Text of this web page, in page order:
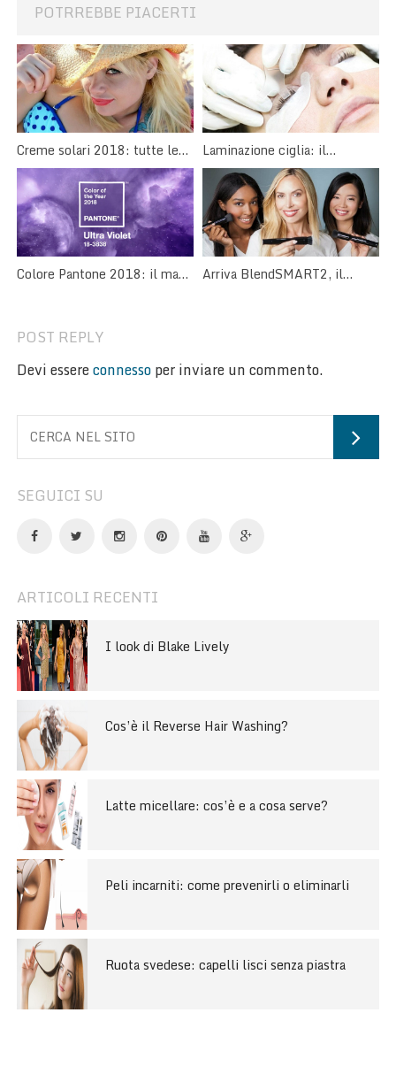
POTRREBBE PIACERTI
Creme solari 2018: tutte le
novità per un’abbronzatura
perfetta
Laminazione ciglia: il
trattamento curativo per le
ciglia
Colore Pantone 2018: il make
Arriva BlendSMART2, il
POST REPLY
Devi essereconnessoper inviare un commento.
SEGUICI SU
ARTICOLI RECENTI
I look di Blake Lively
Cos’è il Reverse Hair Washing?
Latte micellare: cos’è e a cosa serve?
Peli incarniti: come prevenirli o eliminarli
Ruota svedese: capelli lisci senza piastra